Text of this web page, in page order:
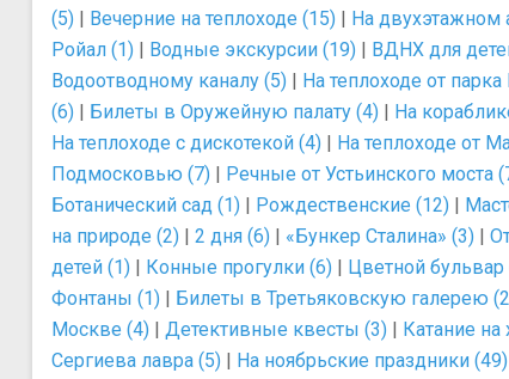
(5) | Вечерние на теплоходе (15) | На двухэтажном
Ройал (1) | Водные экскурсии (19) | ВДНХ для
Водоотводному каналу (5) | На теплоходе от парка
(6) | Билеты в Оружейную палату (4) | На
На теплоходе с дискотекой (4) | На теплоходе от
Подмосковью (7) | Речные от Устьинского моста
Ботанический сад (1) | Рождественские (12) |
на природе (2) | 2 дня (6) | «Бункер Сталина» (3) |
детей (1) | Конные прогулки (6) | Цветной бульвар
Фонтаны (1) | Билеты в Третьяковскую галерею
Москве (4) | Детективные квесты (3) | Катание на
Сергиева лавра (5) | На ноябрьские праздники (49)